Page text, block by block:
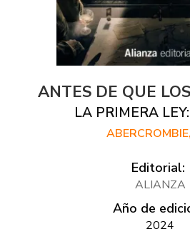
ANTES DE QUE
LA PRIMERA
Editorial:
ALIANZA
Año de
2024